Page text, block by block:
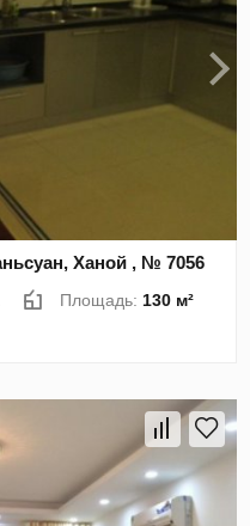
Ханой , № 7056
Площадь: 130 м²